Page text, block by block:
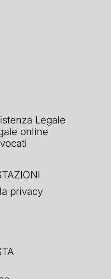
Legale
online
privacy